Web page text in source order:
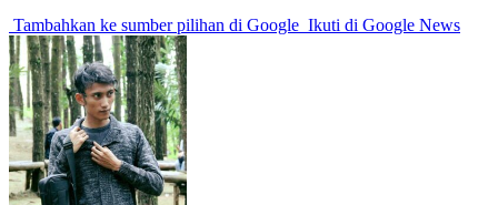
Tambahkan ke sumber pilihan di Google Ikuti di Google News